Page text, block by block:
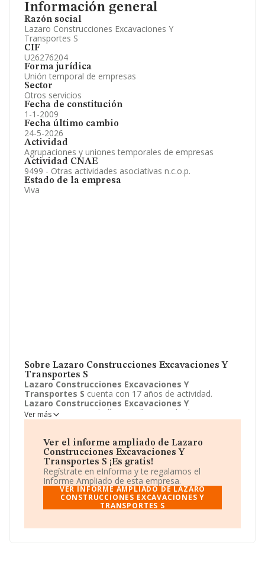
Información general
Razón social
Lazaro Construcciones Excavaciones Y
Transportes S
CIF
U26276204
Forma jurídica
Unión temporal de empresas
Sector
Otros servicios
Fecha de constitución
1-1-2009
Fecha último cambio
24-5-2026
Actividad
Agrupaciones y uniones temporales de empresas
Actividad CNAE
9499 - Otras actividades asociativas n.c.o.p.
Estado de la empresa
Viva
Sobre Lazaro Construcciones Excavaciones Y
Transportes S
Lazaro Construcciones Excavaciones Y
Transportes S cuenta con 17 años de actividad.
Lazaro Construcciones Excavaciones Y
Transportes S
se halla en Calle Gonzalo de Berceo, 30
- 1 G, Logroño, la Rioja. La empresa enmarca su
asociativas n.c.o.p..Lazaro Construcciones
Excavaciones Y Transportes Stoma la forma jurídica
de Unión temporal de empresas.
Ver más
Ver el informe ampliado de Lazaro
Construcciones Excavaciones Y
Transportes S ¡Es gratis!
Regístrate en eInforma y te regalamos el
Informe Ampliado de esta empresa.
VER INFORME AMPLIADO DE LAZARO
CONSTRUCCIONES EXCAVACIONES Y
TRANSPORTES S
Artículos de prensa publicados sobre la empresa.
Información oficial y registral complementaria.